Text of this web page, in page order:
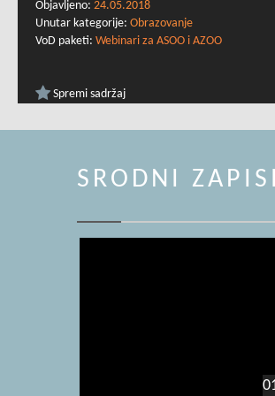
Objavljeno: 24.05.2018
Unutar kategorije: Obrazovanje
VoD paketi: Webinari za ASOO i AZOO
Spremi sadržaj
SRODNI ZAPISI